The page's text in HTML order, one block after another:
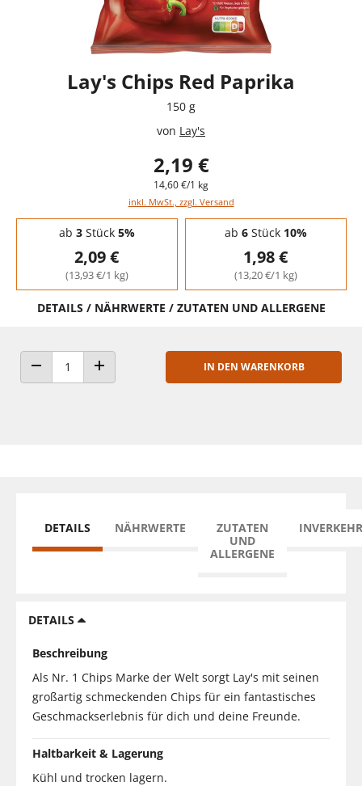
Lay's Chips Red Paprika
150 g
von Lay's
2,19 €
14,60 €/1 kg
inkl. MwSt., zzgl. Versand
Staffelpreise - Mengenrabatt
ab 3Stück 5%
2,09 €
(13,93 €/1 kg)
ab 6Stück 10%
1,98 €
(13,20 €/1 kg)
DETAILS / NÄHRWERTE / ZUTATEN UND ALLERGENE
ANZAHL VERRINGERNANZAHL ERHÖHEN
IN DEN WARENKORB
DETAILS NÄHRWERTE
ZUTATEN
UND
ALLERGENE
DETAILS
Beschreibung
Als Nr. 1 Chips Marke der Welt sorgt Lay's mit seinen
großartig schmeckenden Chips für ein fantastisches
Geschmackserlebnis für dich und deine Freunde.
Haltbarkeit & Lagerung
Kühl und trocken lagern.